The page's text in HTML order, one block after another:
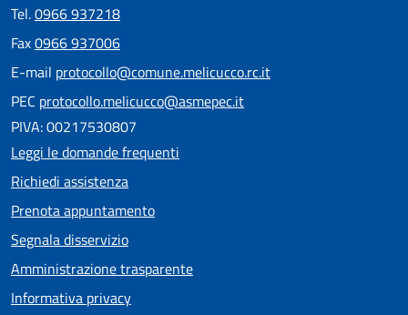
Tel.0966 937218
Fax0966 937006
E-mail protocollo@comune.melicucco.rc.it
PEC protocollo.melicucco@asmepec.it
PIVA: 00217530807
Leggi le domande frequenti
Richiedi assistenza
Prenota appuntamento
Segnala disservizio
Amministrazione trasparente
Informativa privacy